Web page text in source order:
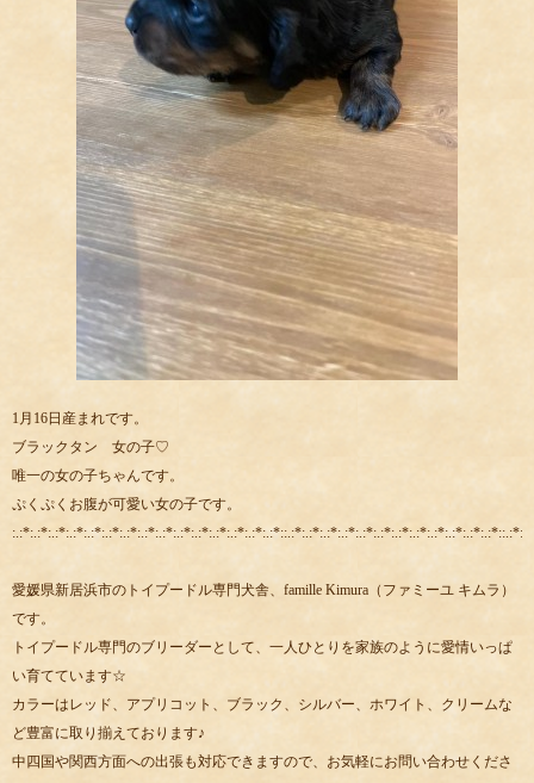
1月16日産まれです。
ブラックタン 女の子♡
唯一の女の子ちゃんです。
ぷくぷくお腹が可愛い女の子です。
:.:*:.:*:.:*:.:*:.:*:.:*:.:*:.:*:.:*:.:*:.:*:.:*:.:*:.:*:.:*::.:*:.:*:.:*:.:*:.:*:.:*:.:*:.:*:.:*:.:*:.:*:.:*::.:*:.:
愛媛県新居浜市のトイプードル専門犬舎、famille Kimura（ファミーユ キムラ）
です。
トイプードル専門のブリーダーとして、一人ひとりを家族のように愛情いっぱ
い育てています☆
カラーはレッド、アプリコット、ブラック、シルバー、ホワイト、クリームな
ど豊富に取り揃えております♪
中四国や関西方面への出張も対応できますので、お気軽にお問い合わせくださ